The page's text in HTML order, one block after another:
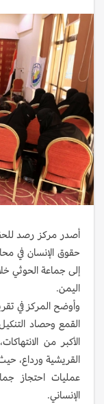
أصدر مركز رصد
اليمن.
القمع وحصاد
القريشية ورداع،
عمليات احتجاز
الإنساني.